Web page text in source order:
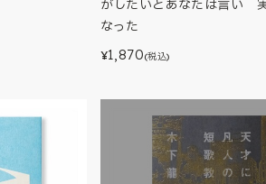
がしたいとあなたは言い
なった
¥1,870(税込)